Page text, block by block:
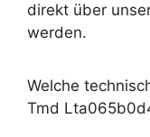
direkt über
werden.
Welche
Tmd